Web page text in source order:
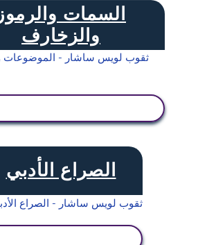
السمات والرموز
والزخارف
الصراع الأدبي